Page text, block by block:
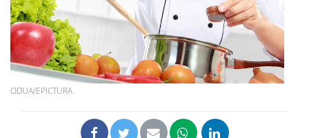
ODUA/EPICTURA